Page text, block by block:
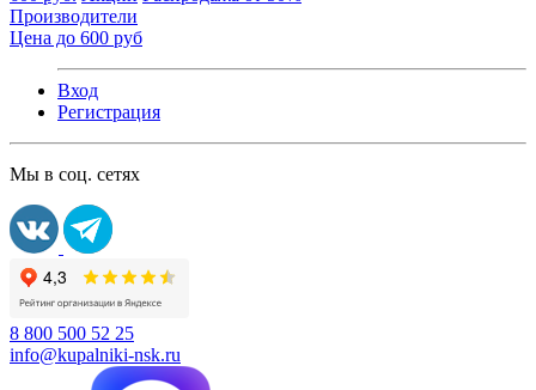
Производители
Цена до 600 руб
Вход
Регистрация
Мы в соц. сетях
8 800 500 52 25
info@kupalniki-nsk.ru